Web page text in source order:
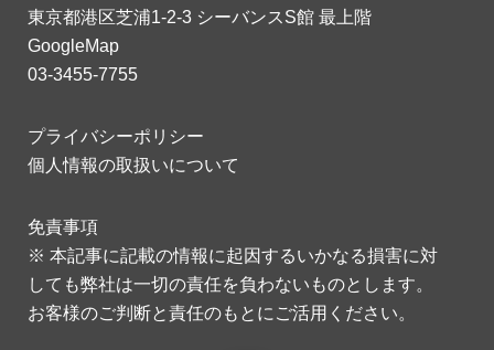
東京都港区芝浦1-2-3 シーバンスS館 最上階
GoogleMap
03-3455-7755
プライバシーポリシー
個人情報の取扱いについて
免責事項
※ 本記事に記載の情報に起因するいかなる損害に対
しても弊社は一切の責任を負わないものとします。
お客様のご判断と責任のもとにご活用ください。